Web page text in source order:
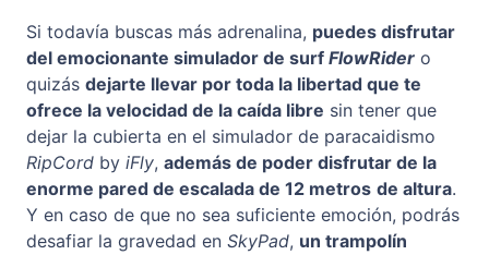
Si todavía buscas más adrenalina, puedes disfrutar
del emocionante simulador de surf FlowRider o
quizás dejarte llevar por toda la libertad que te
ofrece la velocidad de la caída libre sin tener que
dejar la cubierta en el simulador de paracaidismo
RipCord by iFly, además de poder disfrutar de la
enorme pared de escalada de 12 metros de altura.
Y en caso de que no sea suficiente emoción, podrás
desafiar la gravedad en SkyPad, un trampolín